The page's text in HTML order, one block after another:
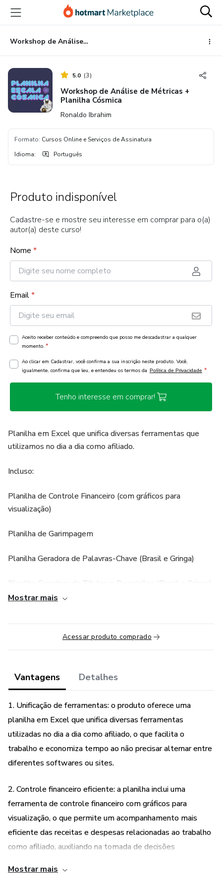
para
conteúdo
principal
para
pagamento
para
rodapé
Workshop de Análise de Métricas + Planilha Cósmica
5.0 (3)
Workshop de Análise de Métricas +
Planilha Cósmica
Ronaldo Ibrahim
Formato: Cursos Online e Serviços de Assinatura
Idioma: Português
Produto indisponível
Cadastre-se e mostre seu interesse em comprar para o(a)
autor(a) deste curso!
Nome *
Email*
Aceito receber conteúdo e compreendo que posso me descadastrar a qualquer
momento. *
Ao clicar em Cadastrar, você confirma a sua inscrição neste produto. Você,
igualmente, confirma que leu, e entendeu os termos da Política de Privacidade *
Tenho interesse em comprar!
Planilha em Excel que unifica diversas ferramentas que
utilizamos no dia a dia como afiliado.
Incluso:
Planilha de Controle Financeiro (com gráficos para
visualização)
Planilha de Garimpagem
Planilha Geradora de Palavras-Chave (Brasil e Gringa)
Planilha Geradora de Títulos e Descrições (Brasil e Gringa)
Mostrar mais
Acessar produto comprado
Vantagens Detalhes
1. Unificação de ferramentas: o produto oferece uma
planilha em Excel que unifica diversas ferramentas
utilizadas no dia a dia como afiliado, o que facilita o
trabalho e economiza tempo ao não precisar alternar entre
diferentes softwares ou sites.
2. Controle financeiro eficiente: a planilha inclui uma
ferramenta de controle financeiro com gráficos para
visualização, o que permite um acompanhamento mais
eficiente das receitas e despesas relacionadas ao trabalho
como afiliado, auxiliando na tomada de decisões
Mostrar mais